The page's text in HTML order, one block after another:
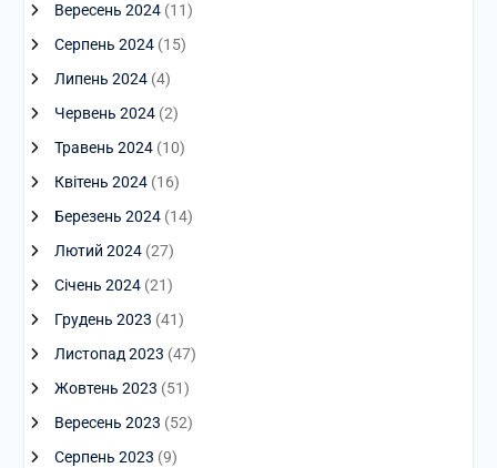
Вересень 2024(11)
Серпень 2024(15)
Липень 2024(4)
Червень 2024(2)
Травень 2024(10)
Квітень 2024(16)
Березень 2024(14)
Лютий 2024(27)
Січень 2024(21)
Грудень 2023 (41)
Листопад 2023 (47)
Жовтень 2023 (51)
Вересень 2023 (52)
Серпень 2023 (9)